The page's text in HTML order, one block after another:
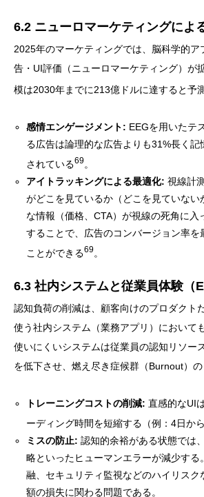
6.2 ニューロマーケティングによ
2025年のマーケティングでは、脳科学的ア
告・UI評価（ニューロマーケティング）が
模は2030年までに213億ドルに達すると予
感情エンゲージメント: EEGを用いたテ
る広告は論理的な広告よりも31%長く記
されている69。
アイトラッキングによる最適化: 視線計
がどこを見ているか（どこを見ていない
な情報（価格、CTA）が視線の死角に入
することで、広告のコンバージョン率を
ことができる69
6.3 社内システムと従業員体験（
認知負荷の削減は、顧客向けのプロダクト
使う社内システム（業務アプリ）において
使いにくいシステムは従業員の認知リソー
を低下させ、燃え尽き症候群（Burnout）の
トレーニングコストの削減: 直感的なUI
ーディング時間を短縮する（例：4日から
ミスの防止: 認知的余裕がある状態では
略といったヒューマンエラーが減少する
融、セキュリティ監視などのハイリスク
額の損失に関わる問題である。